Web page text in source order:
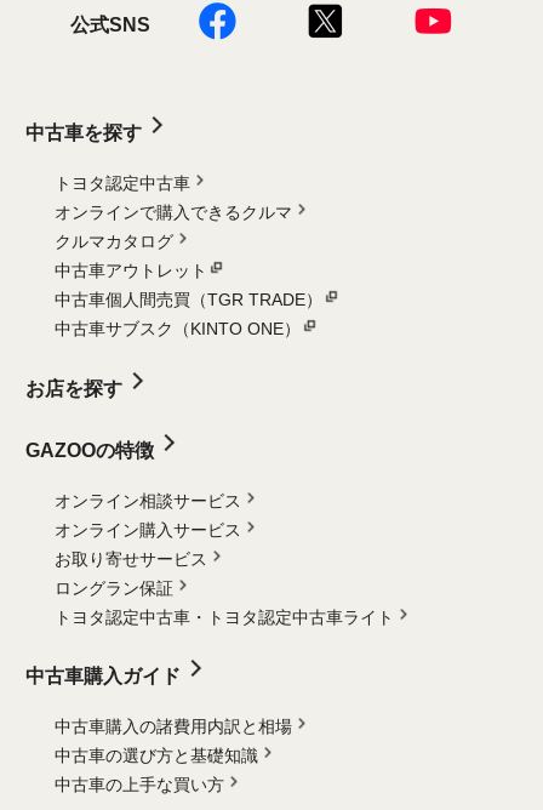
公式SNS
中古車を探す
トヨタ認定中古車
オンラインで購入できるクルマ
クルマカタログ
中古車アウトレット
中古車個人間売買（TGR TRADE）
中古車サブスク（KINTO ONE）
お店を探す
GAZOOの特徴
オンライン相談サービス
オンライン購入サービス
お取り寄せサービス
ロングラン保証
トヨタ認定中古車・
トヨタ認定中古車ライト
中古車購入ガイド
中古車購入の諸費用内訳と相場
中古車の選び方と基礎知識
中古車の上手な買い方